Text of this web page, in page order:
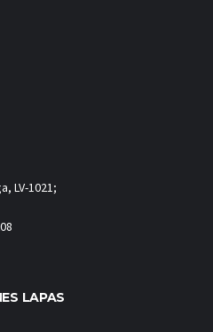
LV-1021;
LAPAS